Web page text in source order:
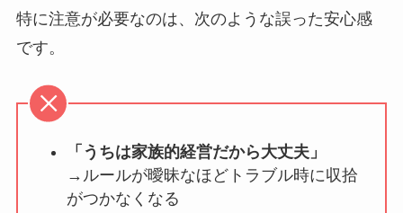
特に注意が必要なのは、次のような誤った安心感
です。
「うちは家族的経営だから大丈夫」
→ルールが曖昧なほどトラブル時に収拾
がつかなくなる